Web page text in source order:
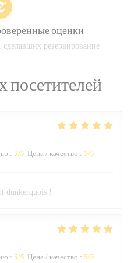
: 5/5 Цена / качество : 5/5
dunkerquois !
: 5/5 Цена / качество : 5/5
оценки
резервирование